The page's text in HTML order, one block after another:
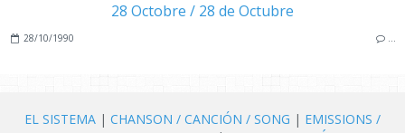
28 Octobre / 28 de Octubre
28/10/1990 …
EL SISTEMA | CHANSON / CANCIÓN / SONG | EMISSIONS /